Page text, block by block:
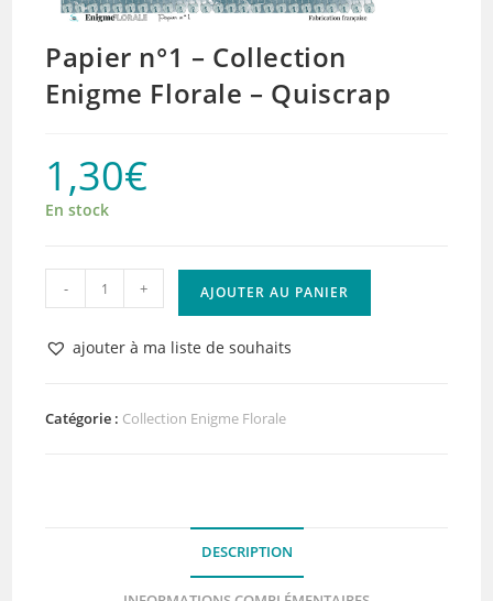
Papier n°1 – Collection
Enigme Florale – Quiscrap
1,30€
En stock
quantité
de
Papier
Collection
- + AJOUTER AU PANIER
ajouter à ma liste de souhaits
Catégorie : Collection Enigme Florale
DESCRIPTION